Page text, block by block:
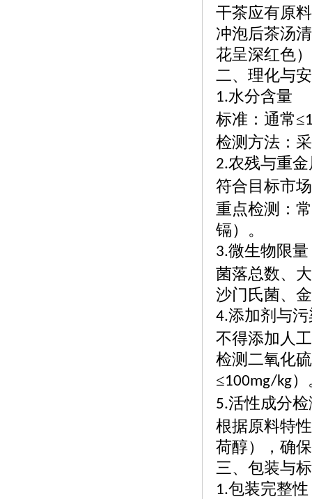
干茶应有原
冲泡后茶汤
花呈深红色
二、理化与
1.水分含量
标准：通常≤
检测方法：
2.农残与重金
符合目标市
重点检测：
镉）。
3.微生物限量
菌落总数、
沙门氏菌、
4.添加剂与
不得添加人
检测二氧化
≤100mg/kg
5.活性成分
根据原料特
荷醇），确
三、包装与
1.包装完整性